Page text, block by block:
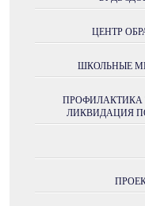
ЦЕНТР
ШКОЛЬНЫЕ
ЛИКВИДАЦИЯ